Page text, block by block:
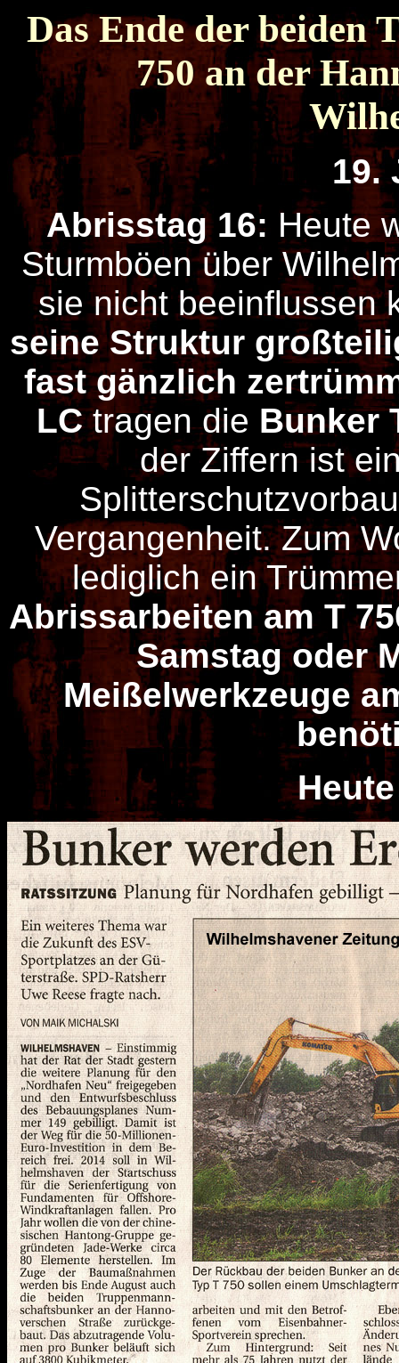
Das Ende der beiden
750 an der
19.
Abrisstag 16: Heute
Sturmböen über
sie nicht beeinflussen
seine Struktur
fast gänzlich
LCtragen die Bunker
der Ziffern ist
Vergangenheit. Zum
lediglich ein
Abrissarbeiten am T
Samstag oder
Meißelwerkzeuge